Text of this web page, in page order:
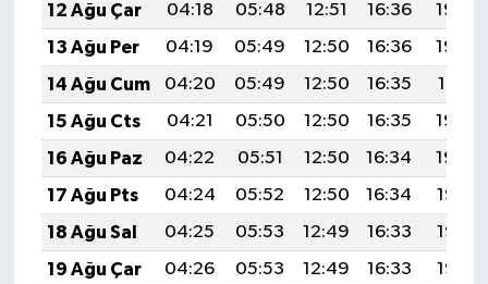
12 Ağu Çar
04:18 05:48 12:51 16:36
19:44
13 Ağu Per
04:19 05:49 12:50 16:36
19:42
14 Ağu Cum
04:20 05:49 12:50 16:35
19:41
15 Ağu Cts
04:21 05:50 12:50 16:35
19:40
16 Ağu Paz
04:22 05:51 12:50 16:34
19:39
17 Ağu Pts
04:24 05:52 12:50 16:34
19:38
18 Ağu Sal
04:25 05:53 12:49 16:33
19:36
19 Ağu Çar
04:26 05:53 12:49 16:33
19:35